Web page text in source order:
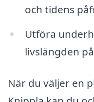
och tidens
Utföra
livslängden
När du väljer en